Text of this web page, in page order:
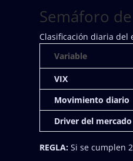
Semáforo
Clasificación diaria del
Variable
VIX
Movimiento diario
Driver del mercado
REGLA: Si se cumplen